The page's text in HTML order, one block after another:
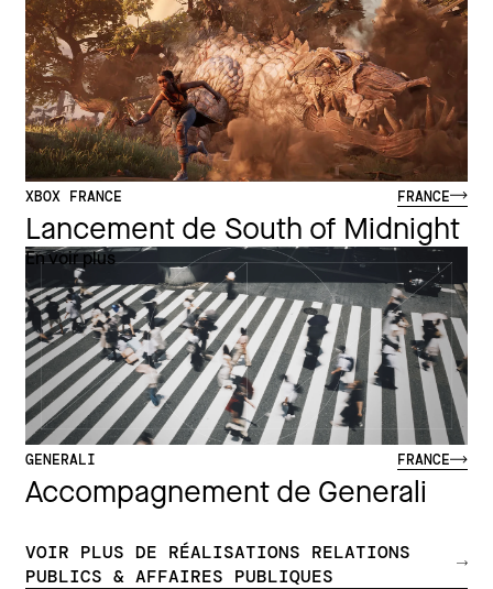
XBOX FRANCE FRANCE
Lancement de South of Midnight
En voir plus
GENERALI FRANCE
Accompagnement de Generali
VOIR PLUS DE RÉALISATIONS RELATIONS
PUBLICS & AFFAIRES PUBLIQUES